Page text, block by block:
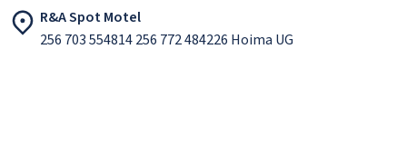
R&A Spot Motel
256 703 554814 256 772 484226 Hoima UG